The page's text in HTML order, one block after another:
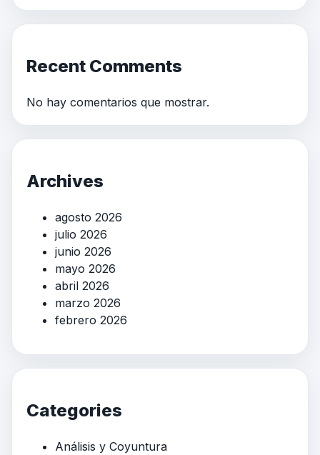
Recent Comments
No hay comentarios que mostrar.
Archives
agosto 2026
julio 2026
junio 2026
mayo 2026
abril 2026
marzo 2026
febrero 2026
Categories
Análisis y Coyuntura